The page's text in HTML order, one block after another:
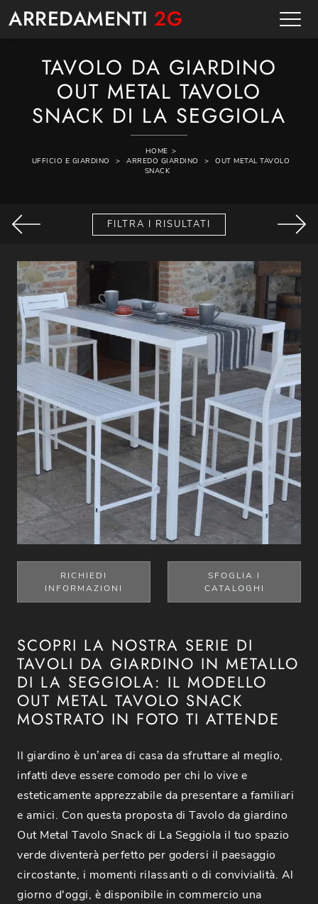
ARREDAMENTI 2G
TAVOLO DA GIARDINO
OUT METAL TAVOLO
SNACK DI LA SEGGIOLA
HOME >
UFFICIO E GIARDINO
> ARREDO GIARDINO >
OUT METAL TAVOLO
SNACK
FILTRA I RISULTATI
RICHIEDI
INFORMAZIONI
SFOGLIA I
CATALOGHI
SCOPRI LA NOSTRA SERIE DI
TAVOLI DA GIARDINO IN METALLO
DI LA SEGGIOLA: IL MODELLO
OUT METAL TAVOLO SNACK
MOSTRATO IN FOTO TI ATTENDE
Il giardino è un’area di casa da sfruttare al meglio,
infatti deve essere comodo per chi lo vive e
esteticamente apprezzabile da presentare a familiari
e amici. Con questa proposta di Tavolo da giardino
Out Metal Tavolo Snack di La Seggiola il tuo spazio
verde diventerà perfetto per godersi il paesaggio
circostante, i momenti rilassanti o di convivialità. Al
giorno d'oggi, è disponibile in commercio una